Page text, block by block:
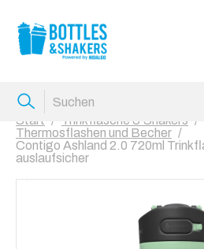
Start
Trinkflasche & Shakers
Thermosflashen und Becher
Contigo Ashland 2.0 720ml
auslaufsicher